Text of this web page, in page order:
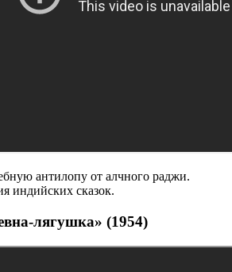
антилопу от алчного раджи.
индийских сказок.
лягушка» (1954)